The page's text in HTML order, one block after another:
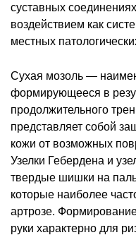
суставных
воздействием как
местных
Сухая мозоль —
формирующееся в
продолжительного
представляет собой
кожи от возможных
Узелки Гебердена и
твердые шишки на
которые наиболее
артрозе.
руки характерно для